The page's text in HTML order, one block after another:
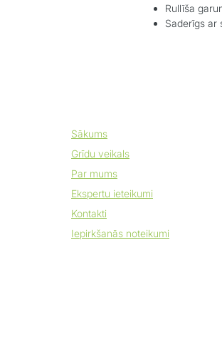
Rullīša
Saderīgs ar
Sākums
Grīdu veikals
Par mums
Ekspertu ieteikumi
Kontakti
Iepirkšanās noteikumi